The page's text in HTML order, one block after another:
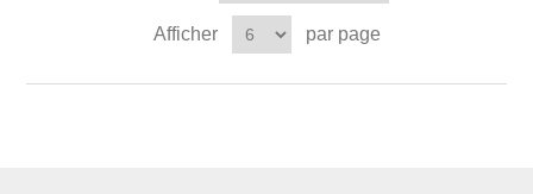
Afficher par page